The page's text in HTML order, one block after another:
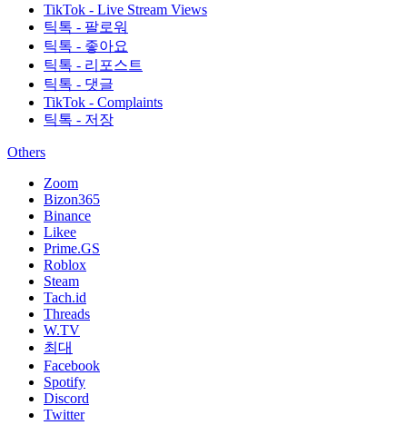
TikTok - Live Stream Views
틱톡 - 팔로워
틱톡 - 좋아요
틱톡 - 리포스트
틱톡 - 댓글
TikTok - Complaints
틱톡 - 저장
Others
Zoom
Bizon365
Binance
Likee
Prime.GS
Roblox
Steam
Tach.id
Threads
W.TV
최대
Facebook
Spotify
Discord
Twitter